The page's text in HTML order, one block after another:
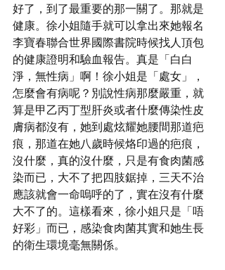
好了，到了最重要的那一關了。那就是
健康。徐小姐隨手就可以拿出來她報名
李寶春聯合世界國際書院時候找人頂包
的健康證明和驗血報告。真是「白白
淨，無性病」啊！徐小姐是「處女」，
怎麼會有病呢？別說性病那麼嚴重，就
算是甲乙丙丁型肝炎或者什麼傳染性皮
膚病都沒有，她到處炫耀她腰間那道疤
痕，那道在她八歲時候烙印過的疤痕，
沒什麼，真的沒什麼，只是有食肉菌感
染而已，大不了把四肢鋸掉，三天不治
應該就會一命嗚呼的了，實在沒有什麼
大不了的。這樣看來，徐小姐只是「唔
好彩」而已，感染食肉菌其實和她生長
的衛生環境毫無關係。